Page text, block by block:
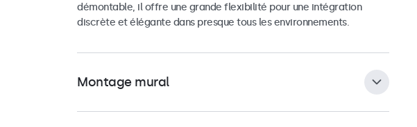
démontable, il offre une grande flexibilité pour une intégration
discrète et élégante dans presque tous les environnements.
Montage mural
Les modèles sont équipés d’un système de fixation universel VESA 75